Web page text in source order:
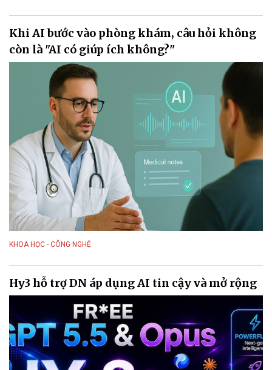
Khi AI bước vào phòng khám, câu hỏi không
còn là "AI có giúp ích không?"
KHOA HỌC - CÔNG NGHỆ
Hy3 hỗ trợ DN áp dụng AI tin cậy và mở rộng